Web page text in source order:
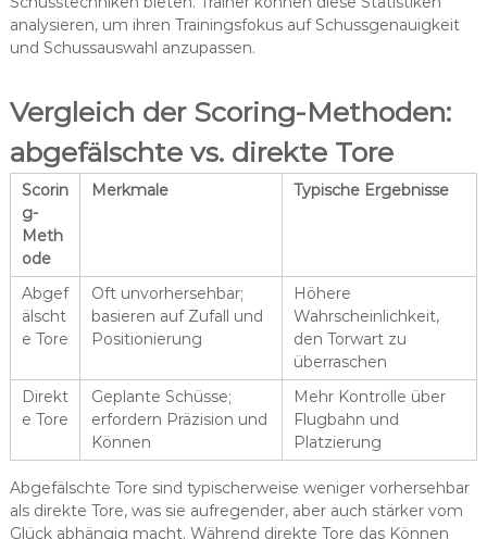
analysieren, um ihren Trainingsfokus auf Schussgenauigkeit
und Schussauswahl anzupassen.
Vergleich der Scoring-Methoden:
abgefälschte vs. direkte Tore
Scorin
g-
Meth
ode
Merkmale Typische Ergebnisse
Abgef
älscht
e Tore
Oft unvorhersehbar;
basieren auf Zufall und
Positionierung
Höhere
Wahrscheinlichkeit,
den Torwart zu
überraschen
Direkt
e Tore
Geplante Schüsse;
erfordern Präzision und
Können
Mehr Kontrolle über
Flugbahn und
Platzierung
Abgefälschte Tore sind typischerweise weniger vorhersehbar
als direkte Tore, was sie aufregender, aber auch stärker vom
Glück abhängig macht. Während direkte Tore das Können